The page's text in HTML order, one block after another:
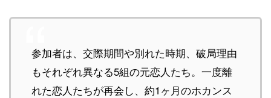
参加者は、交際期間や別れた時期、破局理由
もそれぞれ異なる5組の元恋人たち。一度離
れた恋人たちが再会し、約1ヶ月のホカンス